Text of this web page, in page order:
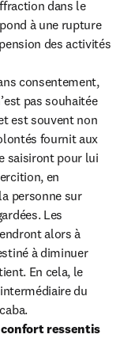
dans le
à une rupture
des activités
consentement,
pas souhaitée
est souvent non
fournit aux
saisiront pour lui
en
personne sur
Les
alors à
à diminuer
En cela, le
du
ressentis